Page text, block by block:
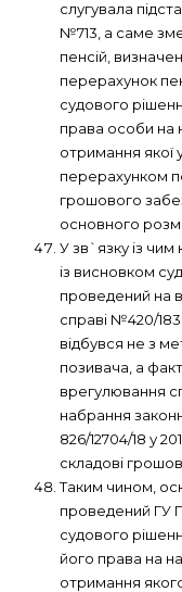
слугувала
№713, а саме
пенсій,
перерахунок
судового
права особи на
отримання якої
перерахунком
грошового
основного
У зв`язку із чим
із висновком
проведений на
справі №420/
відбувся не з
позивача, а
врегулювання
набрання
826/12704/18 у
складові
Таким чином,
проведений ГУ
судового
його права на
отримання